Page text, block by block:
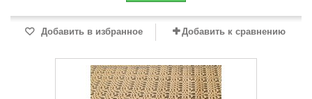
Добавить в избранное Добавить к сравнению